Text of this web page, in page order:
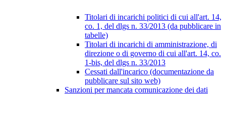
Titolari di incarichi politici di cui all'art. 14,
co. 1, del dlgs n. 33/2013 (da pubblicare in
tabelle)
Titolari di incarichi di amministrazione, di
direzione o di governo di cui all'art. 14, co.
1-bis, del dlgs n. 33/2013
Cessati dall'incarico (documentazione da
pubblicare sul sito web)
Sanzioni per mancata comunicazione dei dati